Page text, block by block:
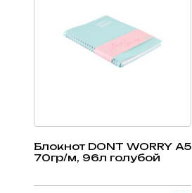
Блокнот DONT WORRY А5
70гр/м, 96л голубой